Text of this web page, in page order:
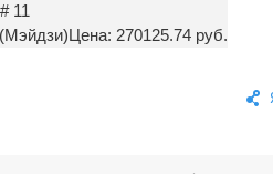
11
Цена: 270125.74 руб.